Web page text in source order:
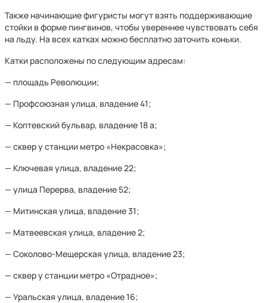
Также начинающие фигуристы могут взять поддерживающие
стойки в форме пингвинов, чтобы увереннее чувствовать себя
на льду. На всех катках можно бесплатно заточить коньки.
Катки расположены по следующим адресам:
— площадь Революции;
— Профсоюзная улица, владение 41;
— Коптевский бульвар, владение 18 а;
— сквер у станции метро «Некрасовка»;
— Ключевая улица, владение 22;
— улица Перерва, владение 52;
— Митинская улица, владение 31;
— Матвеевская улица, владение 2;
— Соколово-Мещерская улица, владение 23;
— сквер у станции метро «Отрадное»;
— Уральская улица, владение 16;